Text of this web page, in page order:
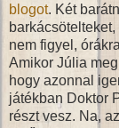
blogot. Két
nem figyel,
Amikor Júlia
hogy azonnal
játékban Doktor
részt vesz. Na,